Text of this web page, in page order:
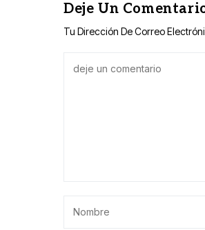
Deje Un
Tu Dirección De Correo